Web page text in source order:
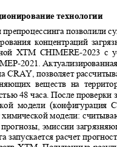
технологии
препроцессинга позволили
концентраций
ХТМ CHIMERE-2023 с
-2021.
CRAY, позволяет
веществ на
48 часа. После
модели (конфигурация
химической модели:
прогнозы, эмиссии
запускается расчет